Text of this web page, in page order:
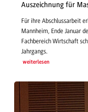
Auszeichnung für
Für ihre Abschlussarbeit
Mannheim, Ende Januar
Fachbereich Wirtschaft
Jahrgangs.
weiterlesen